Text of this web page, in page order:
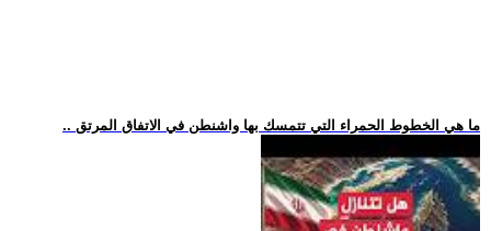
.. ما هي الخطوط الحمراء التي تتمسك بها واشنطن في الاتفاق المرتق